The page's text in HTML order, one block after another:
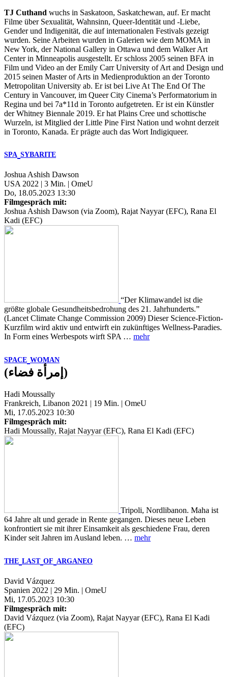
TJ Cuthand wuchs in Saskatoon, Saskatchewan, auf. Er macht
Filme über Sexualität, Wahnsinn, Queer-Identität und -Liebe,
Gender und Indigenität, die auf internationalen Festivals gezeigt
wurden. Seine Arbeiten wurden in Galerien wie dem MOMA in
New York, der National Gallery in Ottawa und dem Walker Art
Center in Minneapolis ausgestellt. Er schloss 2005 seinen BFA in
Film und Video an der Emily Carr University of Art and Design und
2015 seinen Master of Arts in Medienproduktion an der Toronto
Metropolitan University ab. Er ist bei Live At The End Of The
Century in Vancouver, im Queer City Cinema’s Performatorium in
Regina und bei 7a*11d in Toronto aufgetreten. Er ist ein Künstler
der Whitney Biennale 2019. Er hat Plains Cree und schottische
Wurzeln, ist Mitglied der Little Pine First Nation und wohnt derzeit
in Toronto, Kanada. Er prägte auch das Wort Indigiqueer.
SPA SYBARITE
Joshua Ashish Dawson
USA 2022 | 3 Min. | OmeU
Do, 18.05.2023 13:30
Filmgespräch mit:
Joshua Ashish Dawson (via Zoom), Rajat Nayyar (EFC), Rana El
Kadi (EFC)
“Der Klimawandel ist die
größte globale Gesundheitsbedrohung des 21. Jahrhunderts.”
(Lancet Climate Change Commission 2009) Dieser Science-Fiction-
Kurzfilm wird aktiv und entwirft ein zukünftiges Wellness-Paradies.
In Form eines Werbespots wirft SPA … mehr
SPACE WOMAN
(إمرأة فضاء)
Hadi Moussally
Frankreich, Libanon 2021 | 19 Min. | OmeU
Mi, 17.05.2023 10:30
Filmgespräch mit:
Hadi Moussally, Rajat Nayyar (EFC), Rana El Kadi (EFC)
Tripoli, Nordlibanon. Maha ist
64 Jahre alt und gerade in Rente gegangen. Dieses neue Leben
konfrontiert sie mit ihrer Einsamkeit als geschiedene Frau, deren
Kinder seit Jahren im Ausland leben. … mehr
THE LAST OF ARGANEO
David Vázquez
Spanien 2022 | 29 Min. | OmeU
Mi, 17.05.2023 10:30
Filmgespräch mit:
David Vázquez (via Zoom), Rajat Nayyar (EFC), Rana El Kadi
(EFC)